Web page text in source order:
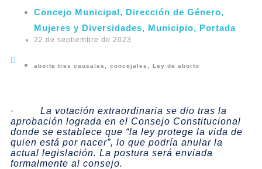
Concejo Municipal, Dirección de Género,
Mujeres y Diversidades, Municipio, Portada
22 de septiembre de 2023
aborte tres causales concejales Ley de aborto
· La votación extraordinaria se dio tras la
aprobación lograda en el Consejo Constitucional
donde se establece que “la ley protege la vida de
quien está por nacer”, lo que podría anular la
actual legislación. La postura será enviada
formalmente al consejo.